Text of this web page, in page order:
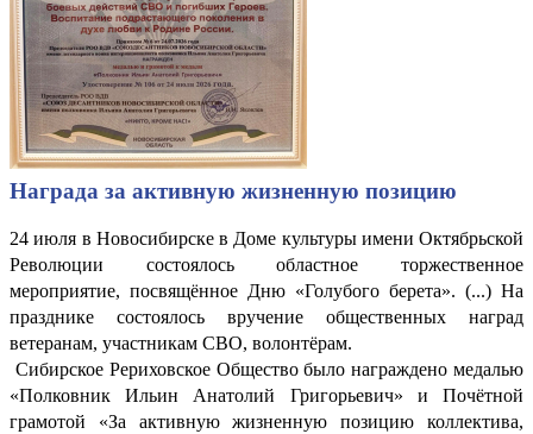
Награда за активную жизненную позицию
24 июля в Новосибирске в Доме культуры имени Октябрьской
Революции состоялось областное торжественное
мероприятие, посвящённое Дню «Голубого берета». (...) На
празднике состоялось вручение общественных наград
ветеранам, участникам СВО, волонтёрам.
Сибирское Рериховское Общество было награждено медалью
«Полковник Ильин Анатолий Григорьевич» и Почётной
грамотой «За активную жизненную позицию коллектива,